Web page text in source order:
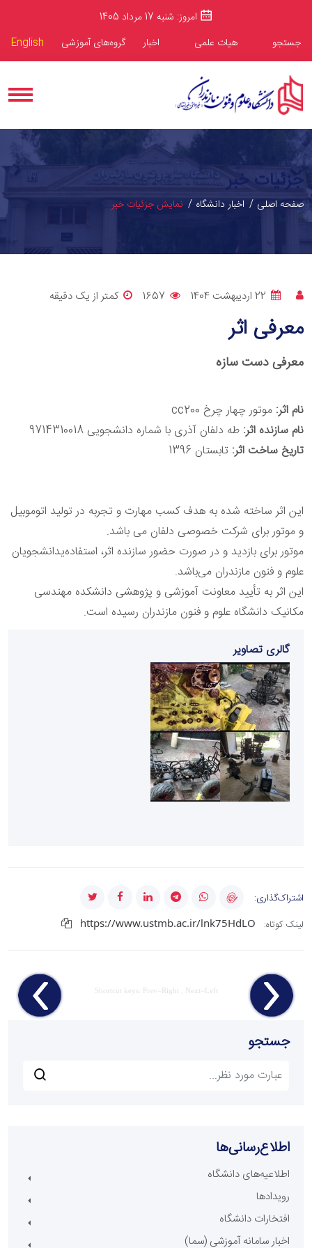
امروز: شنبه 17 مرداد 1405
جستجو
هیات علمی اخبار گروه‌های آموزشی English
جزئیات خبر
صفحه اصلی اخبار دانشگاه نمایش جزئیات خبر
22 اردیبهشت 1404 1657 کمتر از یک دقیقه
معرفی اثر
معرفی دست سازه
نام اثر: موتور چهار چرخ
نام سازنده اثر: طه دلفان آذری با شماره دانشجویی 9714310018
تاریخ ساخت اثر: تابستان 1396
این اثر ساخته شده به هدف کسب مهارت و تجربه در تولید اتوموبیل
و موتوربرای شرکت خصوصی دلفان می باشد.
موتور برای بازدید و در صورت حضور سازنده اثر، استفاده‌یدانشجویان
علوم وفنون مازندران می‌باشد.
این اثر به تأیید معاونت آموزشی و پژوهشی دانشکده مهندسی
مکانیک دانشگاه علوم و فنون مازندران رسیده است.
گالری تصاویر
اشتراک‌گذاری:
لینک کوتاه:
https://www.ustmb.ac.ir/lnk75HdLO
Shortcut keys: Prev=Right , Next=Left
جستجو
اطلاع‌رسانی‌ها
اطلاعیه‌های دانشگاه
رویدادها
افتخارات دانشگاه
اخبار سامانه آموزشی (سما)